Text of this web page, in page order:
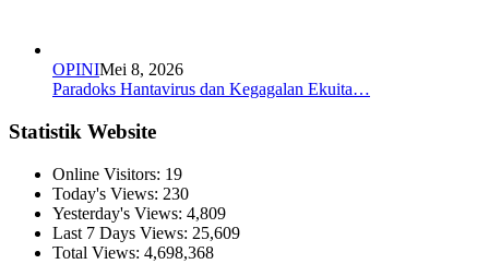
OPINIMei 8, 2026
Paradoks Hantavirus dan Kegagalan Ekuita…
Statistik Website
Online Visitors: 19
Today's Views: 230
Yesterday's Views: 4,809
Last 7 Days Views: 25,609
Total Views: 4,698,368